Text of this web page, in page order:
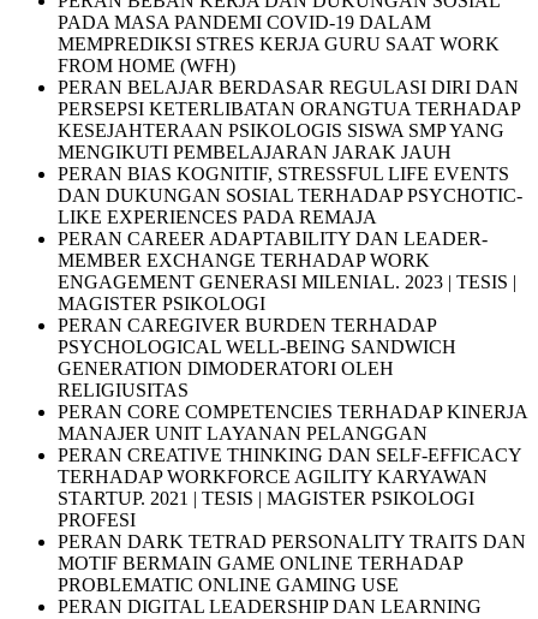
PADA MASA PANDEMI COVID-19 DALAM
MEMPREDIKSI STRES KERJA GURU SAAT WORK
FROM HOME (WFH)
PERAN BELAJAR BERDASAR REGULASI DIRI DAN
PERSEPSI KETERLIBATAN ORANGTUA TERHADAP
KESEJAHTERAAN PSIKOLOGIS SISWA SMP YANG
MENGIKUTI PEMBELAJARAN JARAK JAUH
PERAN BIAS KOGNITIF, STRESSFUL LIFE EVENTS
DAN DUKUNGAN SOSIAL TERHADAP PSYCHOTIC-
LIKE EXPERIENCES PADA REMAJA
PERAN CAREER ADAPTABILITY DAN LEADER-
MEMBER EXCHANGE TERHADAP WORK
ENGAGEMENT GENERASI MILENIAL. 2023 | TESIS |
MAGISTER PSIKOLOGI
PERAN CAREGIVER BURDEN TERHADAP
PSYCHOLOGICAL WELL-BEING SANDWICH
GENERATION DIMODERATORI OLEH
RELIGIUSITAS
PERAN CORE COMPETENCIES TERHADAP KINERJA
MANAJER UNIT LAYANAN PELANGGAN
PERAN CREATIVE THINKING DAN SELF-EFFICACY
TERHADAP WORKFORCE AGILITY KARYAWAN
STARTUP. 2021 | TESIS | MAGISTER PSIKOLOGI
PROFESI
PERAN DARK TETRAD PERSONALITY TRAITS DAN
MOTIF BERMAIN GAME ONLINE TERHADAP
PROBLEMATIC ONLINE GAMING USE
PERAN DIGITAL LEADERSHIP DAN LEARNING